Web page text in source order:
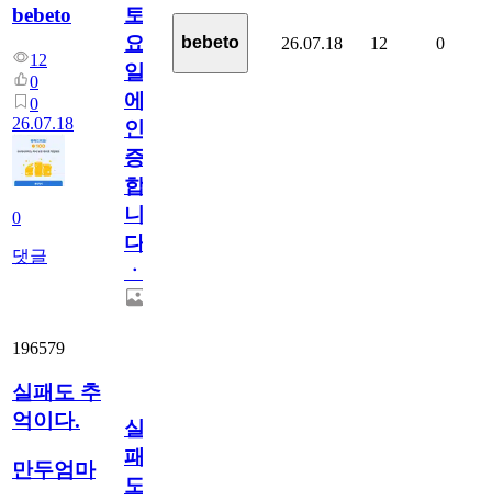
bebeto
12
0
0
26.07.18
0
댓글
토
요
일
에
인
증
합
니
다
ㆍ
bebeto 26.07.18 12 0
196579
실패도 추
억이다.
만두엄마
실
패
도